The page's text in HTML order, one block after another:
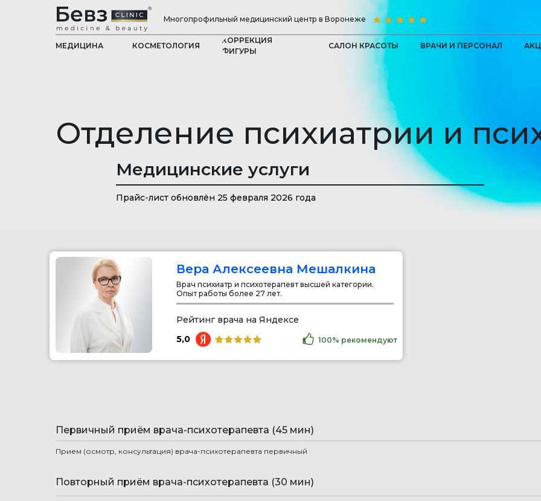
МЕДИЦИНА КОСМЕТОЛОГИЯ
КОРРЕКЦИЯ
ФИГУРЫ
САЛОН КРАСОТЫ ВРАЧИ И ПЕРСОНАЛ
Многопрофильный медицинский центр в Воронеже
Прайс-лист обновлён 25 февраля 2026 года
Медицинские услуги
Отделение психиатрии и
Врач психиатр и психотерапевт высшей категории.
Опыт работы более 27 лет.
100% рекомендуют
5,0
Рейтинг врача на Яндексе
Вера Алексеевна Мешалкина
Первичный приём врача-психотерапевта (45 мин)
Прием (осмотр, консультация) врача-психотерапевта первичный
Повторный приём врача-психотерапевта (30 мин)